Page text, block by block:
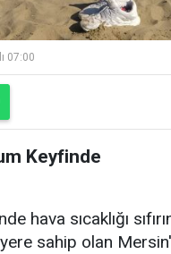
07:00
Keyfinde
hava sıcaklığı
sahip olan